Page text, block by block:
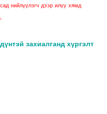
нийлүүлэгч дээр илүү хямд
захиалганд хүргэлт